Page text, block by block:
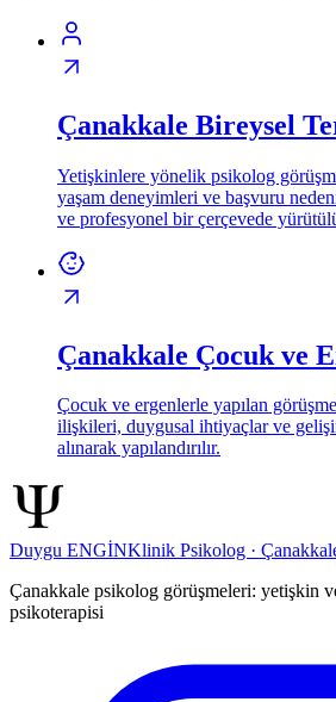
Çanakkale Bireysel
Yetişkinlere yönelik psikolog
yaşam deneyimleri ve başvuru
ve profesyonel bir çerçevede
Çanakkale Çocuk ve
Çocuk ve ergenlerle yapılan
ilişkileri, duygusal ihtiyaçlar ve
alınarak yapılandırılır.
Duygu ENGİNKlinik Psikolog ·
Çanakkale psikolog görüşmeleri: yetişkin
psikoterapisi